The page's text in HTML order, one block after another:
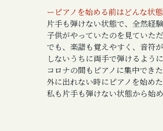
ーピアノを始める前はどんな状
片手も弾けない状態で、全然経
子供がやっていたのを見ていた
でも、楽譜も覚えやすく、音符
しないうちに両手で弾けるよう
コロナの間もピアノに集中でき
外に出れない時にピアノを始め
私も片手も弾けない状態から始